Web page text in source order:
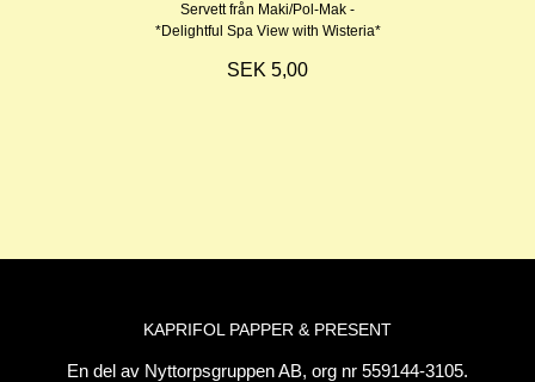
Servett från Maki/Pol-Mak -
*Delightful Spa View with Wisteria*
SEK 5,00
KAPRIFOL PAPPER & PRESENT
En del av Nyttorpsgruppen AB, org nr 559144-3105.